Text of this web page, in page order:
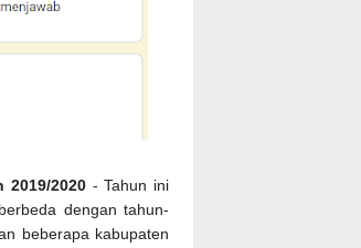
2019/2020 - Tahun ini
dengan tahun-
beberapa kabupaten